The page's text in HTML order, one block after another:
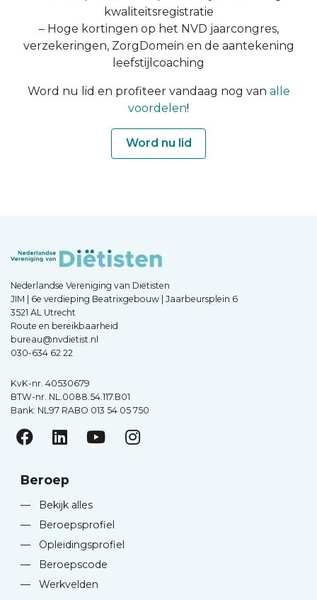
kwaliteitsregistratie
– Hoge kortingen op het NVD jaarcongres,
verzekeringen, ZorgDomein en de aantekening
leefstijlcoaching
Word nu lid en profiteer vandaag nog van alle
voordelen!
Word nu lid
Nederlandse Vereniging van Diëtisten
JIM | 6e verdieping Beatrixgebouw | Jaarbeursplein 6
3521 AL Utrecht
Route en bereikbaarheid
bureau@nvdietist.nl
030-634 62 22
KvK-nr. 40530679
BTW-nr. NL.0088.54.117.B01
Bank: NL97 RABO 013 54 05 750
Beroep
—
Bekijk alles
—
Beroepsprofiel
—
Opleidingsprofiel
—
Beroepscode
—
Werkvelden